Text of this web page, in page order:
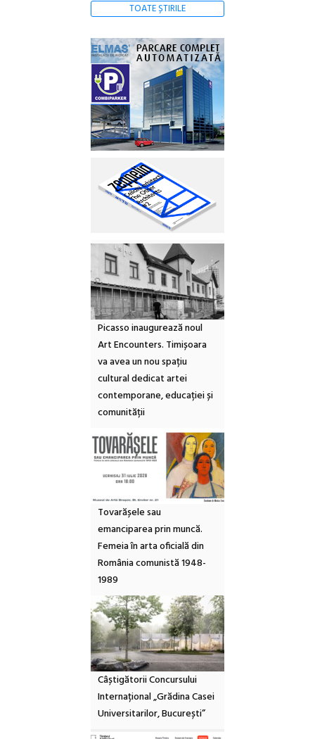
TOATE ȘTIRILE
Picasso inaugurează noul
Art Encounters. Timișoara
va avea un nou spațiu
cultural dedicat artei
contemporane, educației și
comunității
Tovarășele sau
emanciparea prin muncă.
Femeia în arta oficială din
România comunistă 1948-
1989
Câștigătorii Concursului
Internațional „Grădina Casei
Universitarilor, București”